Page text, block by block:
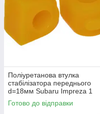
Поліуретанова втулка
стабілізатора переднього
d=18мм Subaru Impreza 1
gen. (GC) Седан (1992-2000)
v19
Готово до відправки